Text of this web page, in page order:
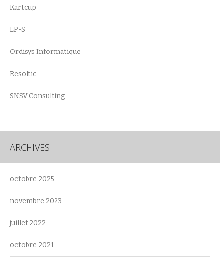
Kartcup
LP-S
Ordisys Informatique
Resoltic
SNSV Consulting
ARCHIVES
octobre 2025
novembre 2023
juillet 2022
octobre 2021